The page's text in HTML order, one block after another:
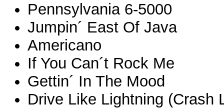
Pennsylvania 6-5000
Jumpin´ East Of Java
Americano
If You Can´t Rock Me
Gettin´ In The Mood
Drive Like Lightning (Crash